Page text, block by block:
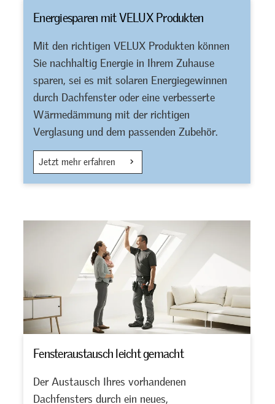
Energiesparen mit VELUX Produkten
Mit den richtigen VELUX Produkten können
Sie nachhaltig Energie in Ihrem Zuhause
sparen, sei es mit solaren Energiegewinnen
durch Dachfenster oder eine verbesserte
Wärmedämmung mit der richtigen
Verglasung und dem passenden Zubehör.
Jetzt mehr erfahren
Fensteraustausch leicht gemacht
Der Austausch Ihres vorhandenen
Dachfensters durch ein neues,